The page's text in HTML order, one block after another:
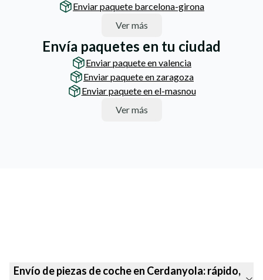
Enviar paquete barcelona-girona
Ver más
Envía paquetes en tu ciudad
Enviar paquete en valencia
Enviar paquete en zaragoza
Enviar paquete en el-masnou
Ver más
Envío de piezas de coche en Cerdanyola: rápido,